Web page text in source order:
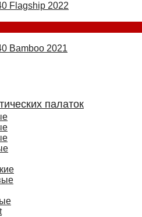
Flagship 2022
Bamboo 2021
палаток